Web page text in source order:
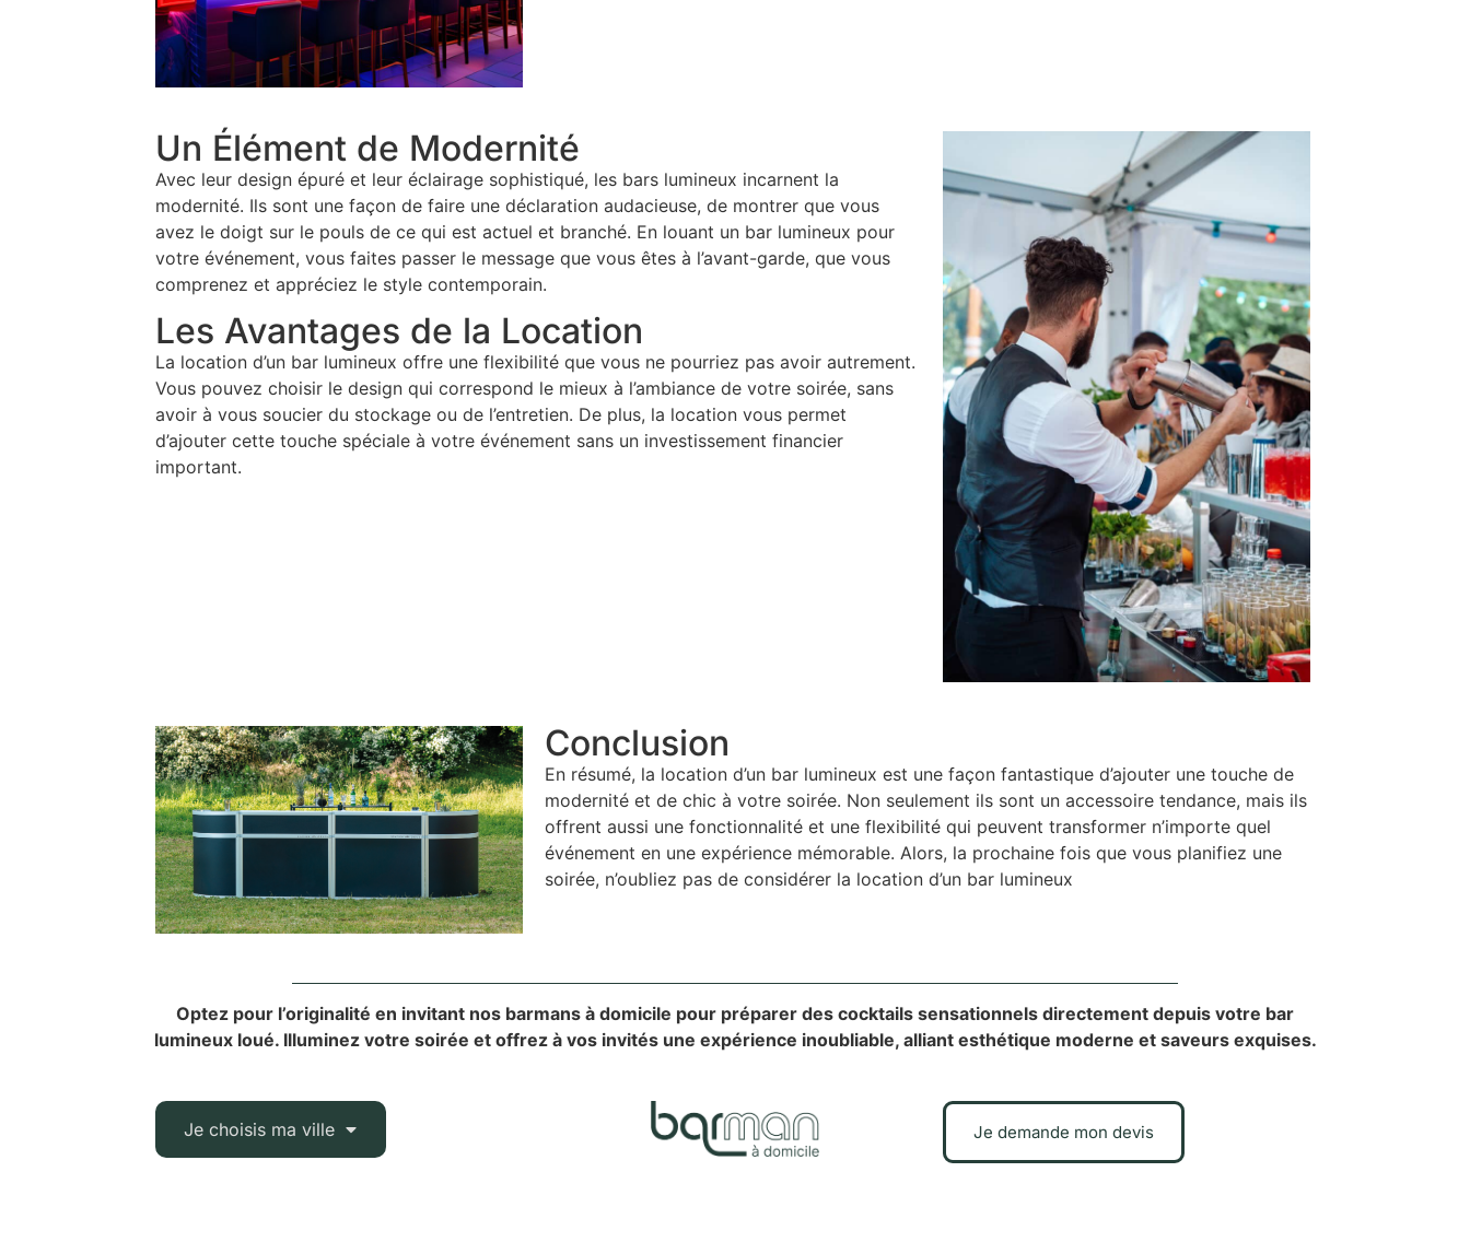
Un Élément de Modernité
Avec leur design épuré et leur éclairage sophistiqué, les bars lumineux incarnent la
modernité. Ils sont une façon de faire une déclaration audacieuse, de montrer que vous
avez le doigt sur le pouls de ce qui est actuel et branché. En louant un bar lumineux pour
votre événement, vous faites passer le message que vous êtes à l’avant-garde, que vous
comprenez et appréciez le style contemporain.
Les Avantages de la Location
La location d’un bar lumineux offre une flexibilité que vous ne pourriez pas avoir autrement.
Vous pouvez choisir le design qui correspond le mieux à l’ambiance de votre soirée, sans
avoir à vous soucier du stockage ou de l’entretien. De plus, la location vous permet
d’ajouter cette touche spéciale à votre événement sans un investissement financier
important.
Conclusion
En résumé, la location d’un bar lumineux est une façon fantastique d’ajouter une touche de
modernité et de chic à votre soirée. Non seulement ils sont un accessoire tendance, mais ils
offrent aussi une fonctionnalité et une flexibilité qui peuvent transformer n’importe quel
événement en une expérience mémorable. Alors, la prochaine fois que vous planifiez une
soirée, n’oubliez pas de considérer la location d’un bar lumineux
Optez pour l’originalité en invitant nos barmans à domicile pour préparer des cocktails sensationnels directement depuis votre bar
lumineux loué. Illuminez votre soirée et offrez à vos invités une expérience inoubliable, alliant esthétique moderne et saveurs exquises.
Je choisis ma ville Je demande mon devis